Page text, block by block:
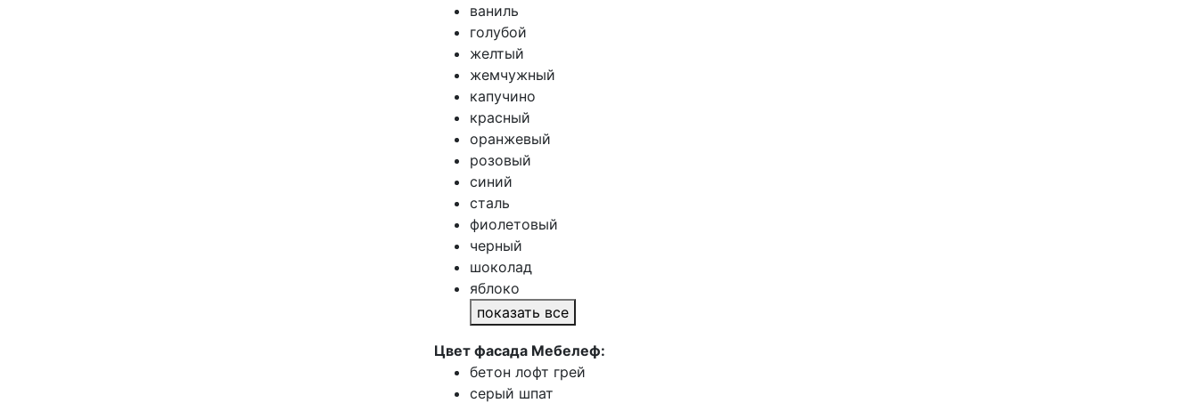
ваниль
голубой
желтый
жемчужный
капучино
красный
оранжевый
розовый
синий
сталь
фиолетовый
черный
шоколад
яблоко
показать все
Цвет фасада Мебелеф:
бетон лофт грей
серый шпат